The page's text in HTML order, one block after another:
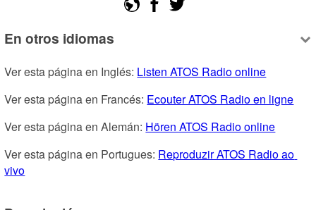
En otros idiomas
Ver esta página en Inglés: Listen ATOS Radio online
Ver esta página en Francés: Ecouter ATOS Radio en ligne
Ver esta página en Alemán: Hören ATOS Radio online
Ver esta página en Portugues: Reproduzir ATOS Radio ao
vivo